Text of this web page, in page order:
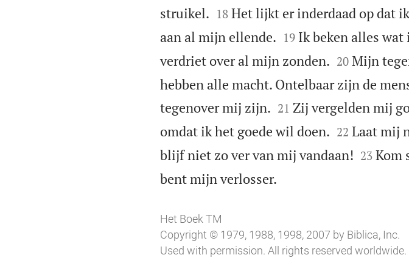
struikel.
18 Het lijkt er inderdaad op dat
aan al mijn ellende.
19 Ik beken alles wat
verdriet over al mijn zonden.
20 Mijn
hebben alle macht. Ontelbaar zijn de
tegenover mij zijn.
21 Zij vergelden mij
omdat ik het goede wil doen.
22 Laat mij
blijf niet zo ver van mij vandaan!
23 Kom
bent mijn verlosser.
Het Boek TM
Copyright © 1979, 1988, 1998, 2007 by Biblica, Inc.
Used with permission. All rights reserved worldwide.